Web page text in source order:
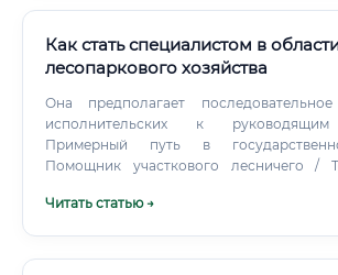
Как стать специалистом в
лесопаркового хозяйства
Она предполагает
исполнительских к
Примерный путь в
Помощник участкового лесничего /
охране и защите леса.
Читать статью →